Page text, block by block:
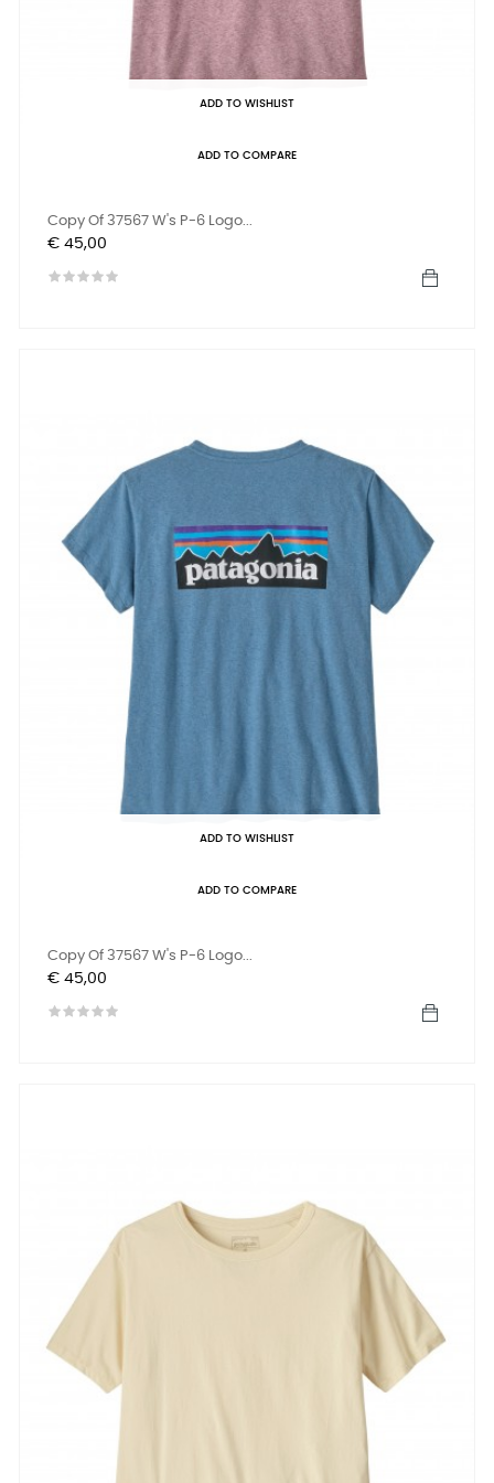
ADD TO WISHLIST
ADD TO COMPARE
Copy Of 37567 W's P-6 Logo...
Prijs
€ 45,00
ADD TO WISHLIST
ADD TO COMPARE
Copy Of 37567 W's P-6 Logo...
Prijs
€ 45,00